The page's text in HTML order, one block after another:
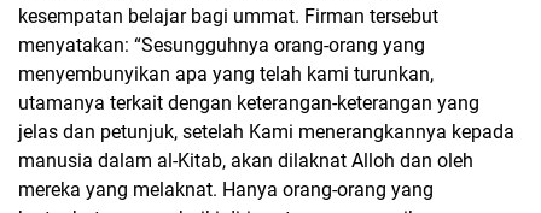
kesempatan belajar bagi ummat. Firman tersebut
menyatakan: “Sesungguhnya orang-orang yang
menyembunyikan apa yang telah kami turunkan,
utamanya terkait dengan keterangan-keterangan yang
jelas dan petunjuk, setelah Kami menerangkannya kepada
manusia dalam al-Kitab, akan dilaknat Alloh dan oleh
mereka yang melaknat. Hanya orang-orang yang